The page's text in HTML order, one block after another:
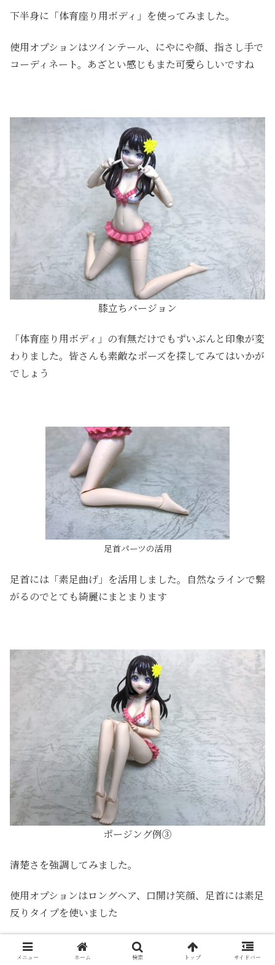
下半身に「体育座り用ボディ」を使ってみました。
使用オプションはツインテール、にやにや顔、指さし手で
コーディネート。あざとい感じもまた可愛らしいですね
膝立ちバージョン
「体育座り用ボディ」の有無だけでもずいぶんと印象が変
わりました。皆さんも素敵なポーズを探してみてはいかが
でしょう
足首パーツの活用
足首には「素足曲げ」を活用しました。自然なラインで繋
がるのでとても綺麗にまとまります
ポージング例③
清楚さを強調してみました。
使用オプションはロングヘア、口開け笑顔、足首には素足
反りタイプを使いました
メニュー ホーム 検索 トップ サイドバー